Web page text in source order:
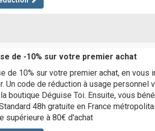
de -10% sur votre premier achat
de 10% sur votre premier achat, en vous
Un code de réduction à usage personnel
boutique Déguise Toi. Ensuite, vous
48h gratuite en France
supérieure à 80€ d'achat